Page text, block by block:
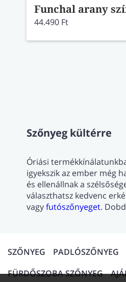
44.490 Ft
Szőnyeg kültérre
Óriási
igyekszik az ember még
és ellenállnak a
választhatsz kedvenc
vagyfutószőnyeget.
SZŐNYEG PADLÓSZŐNYEG
FÜRDŐSZOBA SZŐNYEG